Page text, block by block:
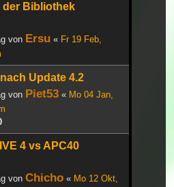
der Bibliothek
von Ersu « Fr 19 Feb,
Update 4.2
von Piet53 « Mo 04 Jan,
4 vs APC40
von Chicho « Mo 12 Okt,